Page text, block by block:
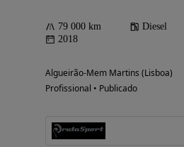
79 000 km Diesel
2018
Algueirão-Mem Martins (Lisboa)
Profissional • Publicado